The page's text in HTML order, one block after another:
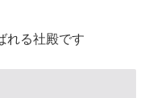
る社殿です